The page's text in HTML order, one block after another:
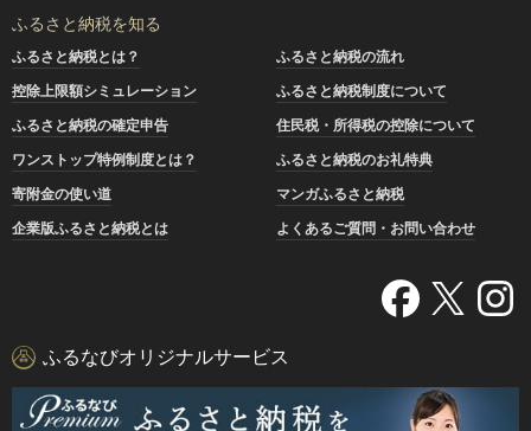
ふるさと納税を知る
ふるさと納税とは？
ふるさと納税の流れ
控除上限額シミュレーション
ふるさと納税制度について
ふるさと納税の確定申告
住民税・所得税の控除について
ワンストップ特例制度とは？
ふるさと納税のお礼特典
寄附金の使い道
マンガふるさと納税
企業版ふるさと納税とは
よくあるご質問・お問い合わせ
ふるなびオリジナルサービス